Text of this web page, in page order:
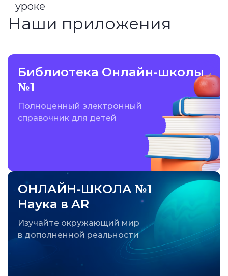
уроке
Наши приложения
Библиотека Онлайн-школы
№1
Полноценный электронный
справочник для детей
ОНЛАЙН-ШКОЛА №1
Наука в AR
Изучайте окружающий мир
в дополненной реальности